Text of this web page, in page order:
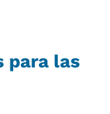
para las